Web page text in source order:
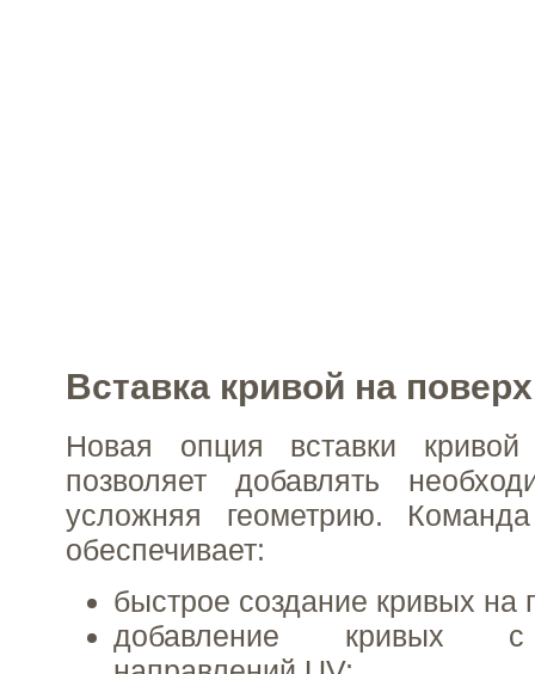
Вставка кривой на
Новая опция вставки кривой
позволяет добавлять
усложняя геометрию.
обеспечивает:
быстрое создание кривых на
добавление кривых с